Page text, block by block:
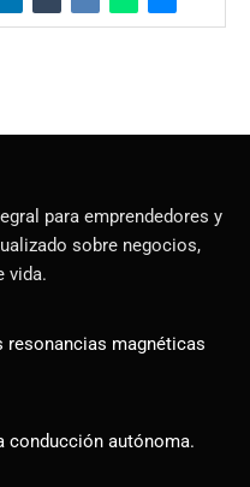
para emprendedores y
sobre negocios,
vida.
resonancias magnéticas
conducción autónoma.